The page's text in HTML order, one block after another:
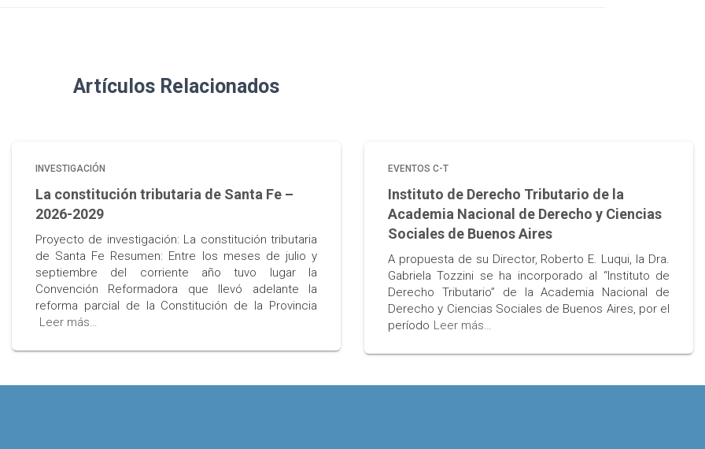
Artículos Relacionados
INVESTIGACIÓN
La constitución tributaria de Santa Fe –
2026-2029
Proyecto de investigación: La constitución tributaria
de Santa Fe Resumen: Entre los meses de julio y
septiembre del corriente año tuvo lugar la
Convención Reformadora que llevó adelante la
reforma parcial de la Constitución de la Provincia
Leer más…
EVENTOS C-T
Instituto de Derecho Tributario de la
Academia Nacional de Derecho y Ciencias
Sociales de Buenos Aires
A propuesta de su Director, Roberto E. Luqui, la Dra.
Gabriela Tozzini se ha incorporado al “Instituto de
Derecho Tributario” de la Academia Nacional de
Derecho y Ciencias Sociales de Buenos Aires, por el
período Leer más…